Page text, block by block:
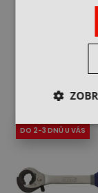
DO 2-3 DNŮ U VÁS